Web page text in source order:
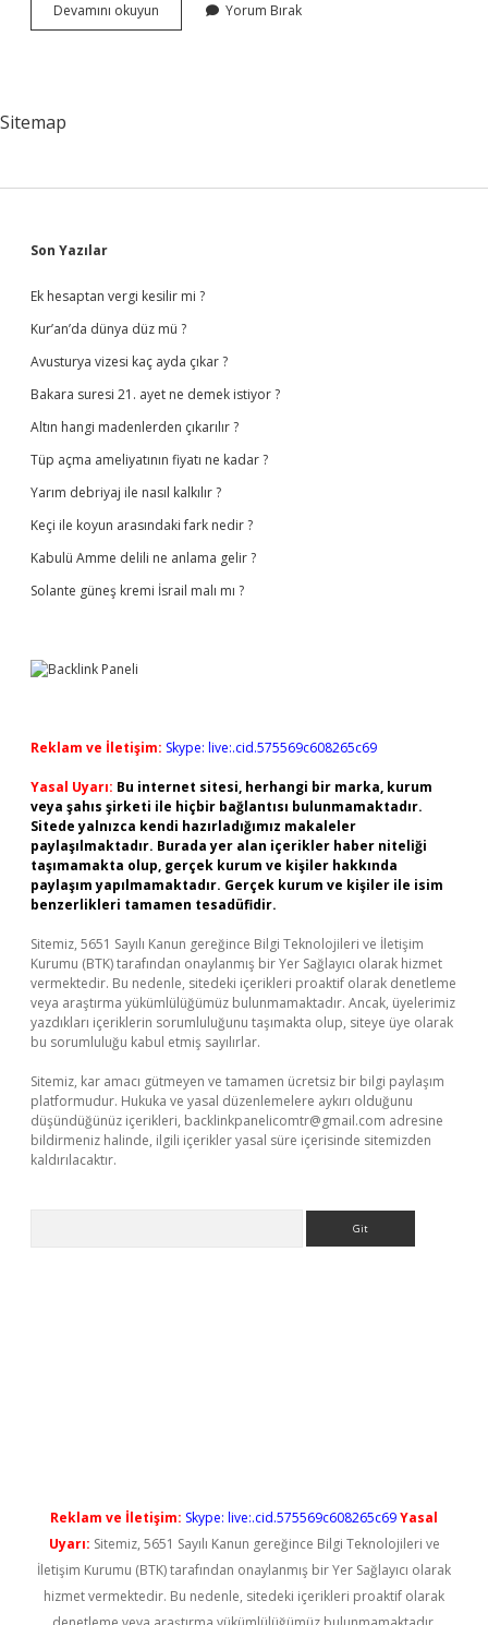
Devamını okuyun
Ismi
Yorum Bırak
Sitemap
Sidebar
Son Yazılar
Ek hesaptan vergi kesilir mi ?
Kur’an’da dünya düz mü ?
Avusturya vizesi kaç ayda çıkar ?
Bakara suresi 21. ayet ne demek istiyor ?
Altın hangi madenlerden çıkarılır ?
Tüp açma ameliyatının fiyatı ne kadar ?
Yarım debriyaj ile nasıl kalkılır ?
Keçi ile koyun arasındaki fark nedir ?
Kabulü Amme delili ne anlama gelir ?
Solante güneş kremi İsrail malı mı ?
Reklam ve İletişim: Skype: live:.cid.575569c608265c69
Yasal Uyarı: Bu internet sitesi, herhangi bir marka, kurum
veya şahıs şirketi ile hiçbir bağlantısı bulunmamaktadır.
Sitede yalnızca kendi hazırladığımız makaleler
paylaşılmaktadır. Burada yer alan içerikler haber niteliği
taşımamakta olup, gerçek kurum ve kişiler hakkında
paylaşım yapılmamaktadır. Gerçek kurum ve kişiler ile isim
benzerlikleri tamamen tesadüfidir.
Sitemiz, 5651 Sayılı Kanun gereğince Bilgi Teknolojileri ve İletişim
Kurumu (BTK) tarafından onaylanmış bir Yer Sağlayıcı olarak hizmet
vermektedir. Bu nedenle, sitedeki içerikleri proaktif olarak denetleme
veya araştırma yükümlülüğümüz bulunmamaktadır. Ancak, üyelerimiz
yazdıkları içeriklerin sorumluluğunu taşımakta olup, siteye üye olarak
bu sorumluluğu kabul etmiş sayılırlar.
Sitemiz, kar amacı gütmeyen ve tamamen ücretsiz bir bilgi paylaşım
platformudur. Hukuka ve yasal düzenlemelere aykırı olduğunu
düşündüğünüz içerikleri, backlinkpanelicomtr@gmail.com adresine
bildirmeniz halinde, ilgili içerikler yasal süre içerisinde sitemizden
kaldırılacaktır.
Reklam ve İletişim: Skype: live:.cid.575569c608265c69Yasal
Uyarı: Sitemiz, 5651 Sayılı Kanun gereğince Bilgi Teknolojileri ve
İletişim Kurumu (BTK) tarafından onaylanmış bir Yer Sağlayıcı olarak
hizmet vermektedir. Bu nedenle, sitedeki içerikleri proaktif olarak